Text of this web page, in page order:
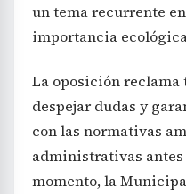
un tema recurrente
importancia
La oposición
despejar dudas y
con las normativas
administrativas antes
momento, la